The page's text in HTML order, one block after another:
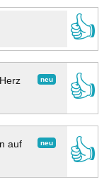
👍
neu 👍
neu
auf
👍